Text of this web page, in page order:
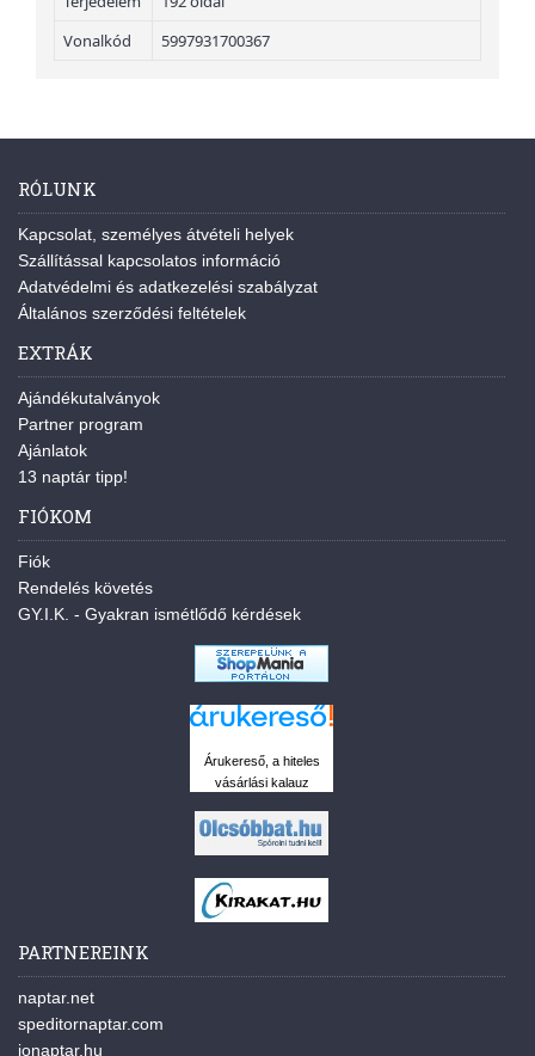
Vonalkód
5997931700367
RÓLUNK
Kapcsolat, személyes átvételi helyek
Szállítással kapcsolatos információ
Adatvédelmi és adatkezelési szabályzat
Általános szerződési feltételek
EXTRÁK
Ajándékutalványok
Partner program
Ajánlatok
13 naptár tipp!
FIÓKOM
Fiók
Rendelés követés
GY.I.K. - Gyakran ismétlődő kérdések
Árukereső, a hiteles
vásárlási kalauz
PARTNEREINK
naptar.net
speditornaptar.com
jonaptar.hu